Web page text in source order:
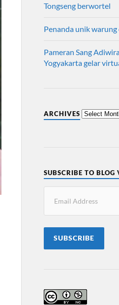
Tongseng berwortel
Penanda unik warung
Pameran Sang
Yogyakarta gelar
ARCHIVES
SUBSCRIBE TO
SUBSCRIBE